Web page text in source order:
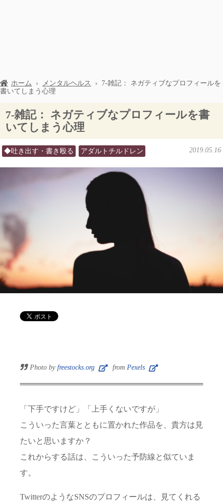
ホーム › メンタルヘルス ›
7-雑記： ネガティブなプロフィールを
書いてしまう心理
7-雑記： ネガティブなプロフィールを書
いてしまう心理
◆吐き出す・書き殴る アダルトチルドレン 2019.05.16
Photo by freestocks.org from Pexels
「下手ですけど」「上手くないですが」
こういった言葉とともに置かれた作品を、貴方は見
たいと思いますか？
これからする話は、こういった予防線と似ていま
す。
TwitterのようなSNSのプロフィールは、見てくれる